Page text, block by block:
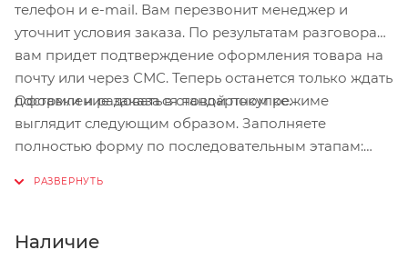
телефон и e-mail. Вам перезвонит менеджер и
уточнит условия заказа. По результатам разговора
вам придет подтверждение оформления товара на
почту или через СМС. Теперь останется только ждать
доставки и радоваться новой покупке.
Оформление заказа в стандартном режиме
выглядит следующим образом. Заполняете
полностью форму по последовательным этапам:
Нажмите кнопку «Оформить заказ».
Наличие